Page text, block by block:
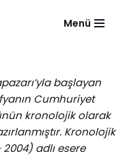
Menü
başlayan
Cumhuriyet
kronolojik olarak
Kronolojik
adlı esere